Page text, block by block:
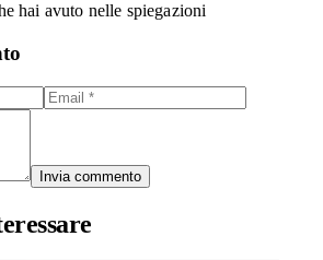
hai avuto nelle spiegazioni
Invia commento